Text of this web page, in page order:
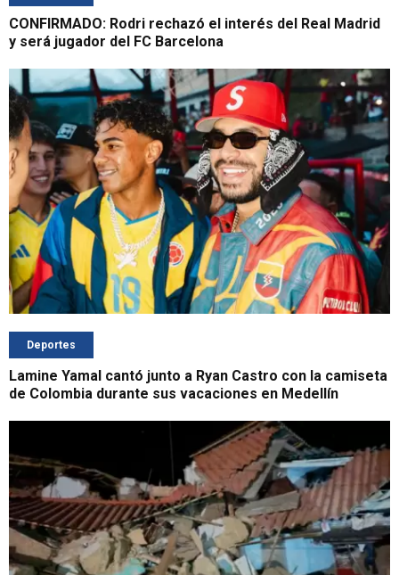
CONFIRMADO: Rodri rechazó el interés del Real Madrid
y será jugador del FC Barcelona
Deportes
Lamine Yamal cantó junto a Ryan Castro con la camiseta
de Colombia durante sus vacaciones en Medellín